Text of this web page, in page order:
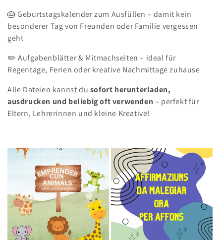
🎂 Geburtstagskalender zum Ausfüllen – damit kein
besonderer Tag von Freunden oder Familie vergessen
geht
✏️ Aufgabenblätter & Mitmachseiten – ideal für
Regentage, Ferien oder kreative Nachmittage zuhause
Alle Dateien kannst du sofort herunterladen,
ausdrucken und beliebig oft verwenden – perfekt für
Eltern, Lehrerinnen und kleine Kreative!